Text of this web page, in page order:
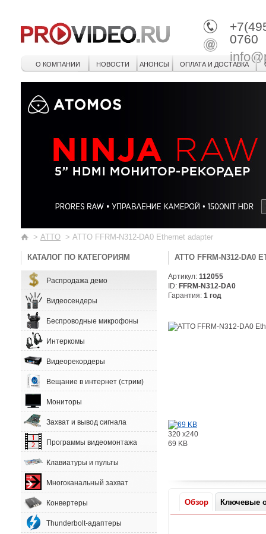
0760
О КОМПАНИИ НОВОСТИ АНОНСЫ ОПЛАТА И ДОСТАВКА
> ATTO > ATTO FFRM-N312-DA0 Ethernet adapter
КАТАЛОГ ПО КАТЕГОРИЯМ
Распродажа демо
Видеосендеры
Беспроводные микрофоны
Интеркомы
Видеорекордеры
Вещание в интернет (стрим)
Мониторы
Захват и вывод сигнала
Программы видеомонтажа
Клавиатуры и пульты
Многоканальный захват
Конвертеры
Thunderbolt-адаптеры
ATTO FFRM-N312-DA0
Артикул: 112055
ID: FFRM-N312-DA0
Гарантия: 1 год
320 x240
69 KB
Обзор Ключевые